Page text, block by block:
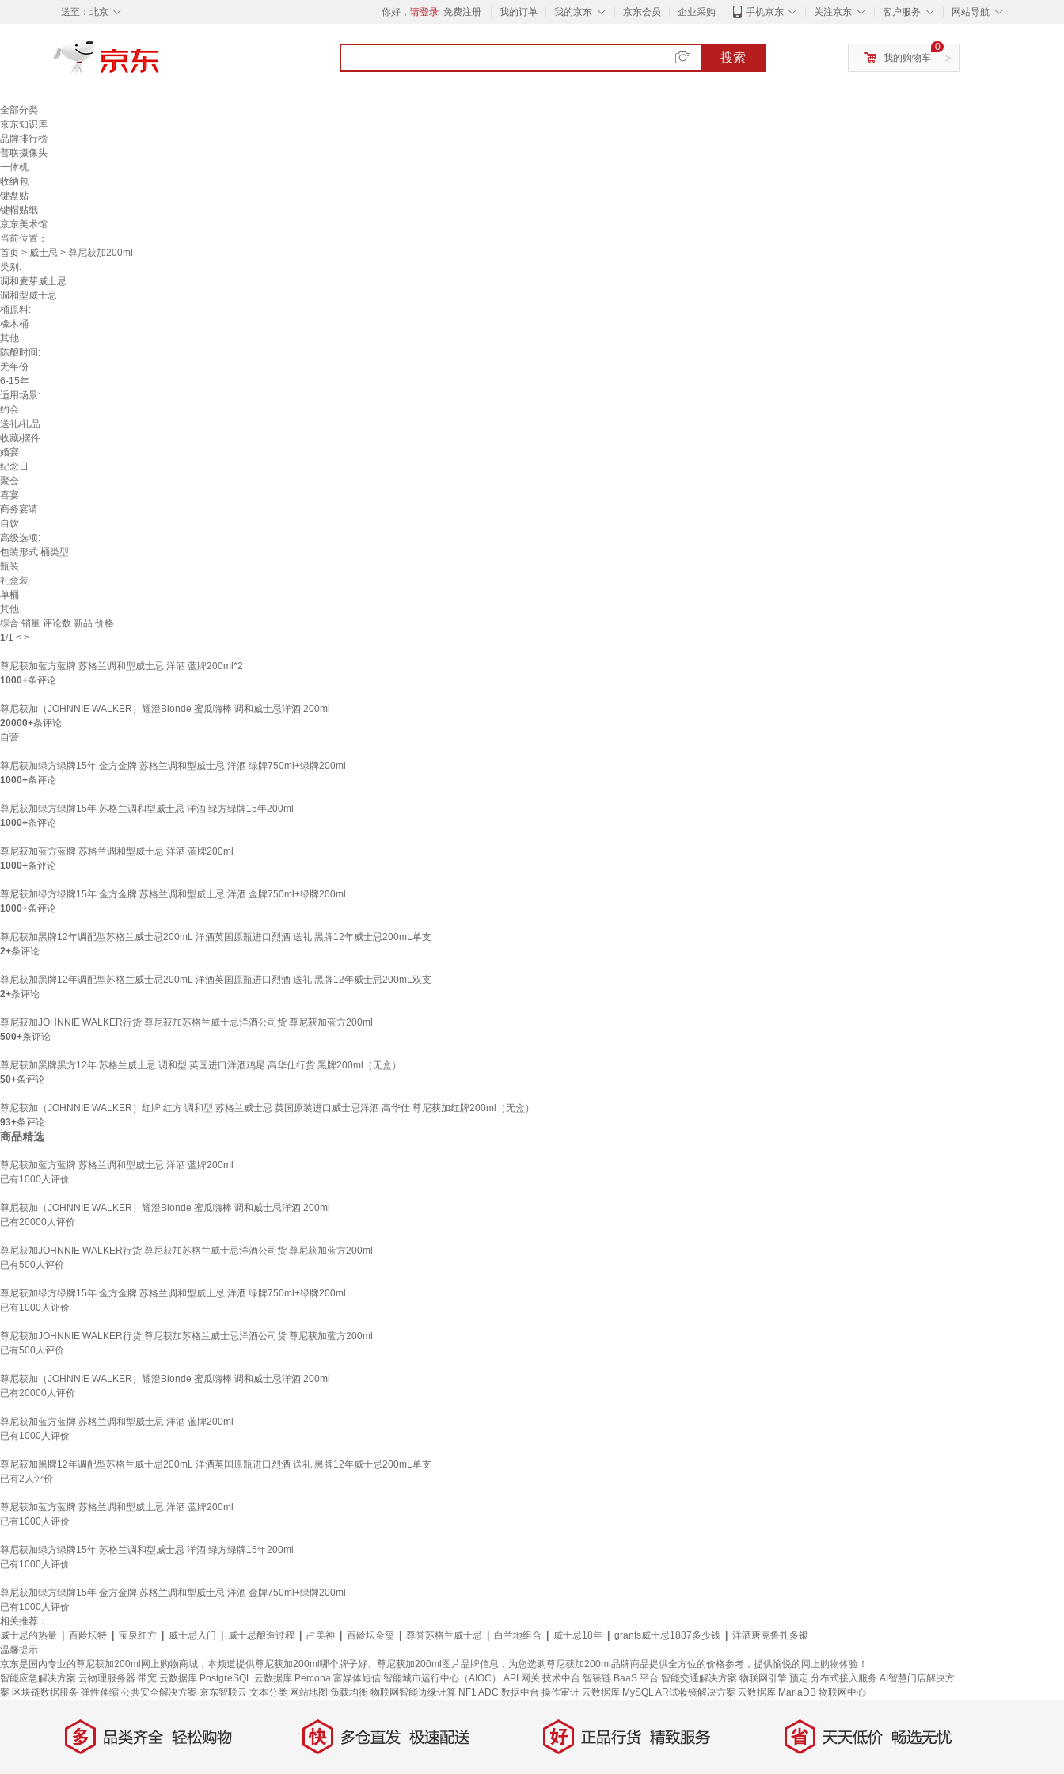
◇
送至： 北京 你好， 请登录 免费注册 我的订单 ◇
我的京东 京东会员 企业采购 ◇
手机京东 ◇
关注京东 ◇
客户服务 ◇
网站导航
搜索 >
0
我的购物车
全部分类
京东知识库
品牌排行榜
普联摄像头
一体机
收纳包
键盘贴
键帽贴纸
京东美术馆
当前位置：
首页 > 威士忌 > 尊尼获加200ml
类别:
调和麦芽威士忌
调和型威士忌
桶原料:
橡木桶
其他
陈酿时间:
无年份
6-15年
适用场景:
约会
送礼/礼品
收藏/摆件
婚宴
纪念日
聚会
喜宴
商务宴请
自饮
高级选项:
包装形式 桶类型
瓶装
礼盒装
单桶
其他
综合 销量 评论数 新品 价格
1/1 < >
尊尼获加蓝方蓝牌 苏格兰调和型威士忌 洋酒 蓝牌200ml*2
1000+条评论
尊尼获加（JOHNNIE WALKER）耀澄Blonde 蜜瓜嗨棒 调和威士忌洋酒 200ml
20000+条评论
自营
尊尼获加绿方绿牌15年 金方金牌 苏格兰调和型威士忌 洋酒 绿牌750ml+绿牌200ml
1000+条评论
尊尼获加绿方绿牌15年 苏格兰调和型威士忌 洋酒 绿方绿牌15年200ml
1000+条评论
尊尼获加蓝方蓝牌 苏格兰调和型威士忌 洋酒 蓝牌200ml
1000+条评论
尊尼获加绿方绿牌15年 金方金牌 苏格兰调和型威士忌 洋酒 金牌750ml+绿牌200ml
1000+条评论
尊尼获加黑牌12年调配型苏格兰威士忌200mL 洋酒英国原瓶进口烈酒 送礼 黑牌12年威士忌200mL单支
2+条评论
尊尼获加黑牌12年调配型苏格兰威士忌200mL 洋酒英国原瓶进口烈酒 送礼 黑牌12年威士忌200mL双支
2+条评论
尊尼获加JOHNNIE WALKER行货 尊尼获加苏格兰威士忌洋酒公司货 尊尼获加蓝方200ml
500+条评论
尊尼获加黑牌黑方12年 苏格兰威士忌 调和型 英国进口洋酒鸡尾 高华仕行货 黑牌200ml（无盒）
50+条评论
尊尼获加（JOHNNIE WALKER）红牌 红方 调和型 苏格兰威士忌 英国原装进口威士忌洋酒 高华仕 尊尼获加红牌200ml（无盒）
93+条评论
商品精选
尊尼获加蓝方蓝牌 苏格兰调和型威士忌 洋酒 蓝牌200ml
已有1000人评价
尊尼获加（JOHNNIE WALKER）耀澄Blonde 蜜瓜嗨棒 调和威士忌洋酒 200ml
已有20000人评价
尊尼获加JOHNNIE WALKER行货 尊尼获加苏格兰威士忌洋酒公司货 尊尼获加蓝方200ml
已有500人评价
尊尼获加绿方绿牌15年 金方金牌 苏格兰调和型威士忌 洋酒 绿牌750ml+绿牌200ml
已有1000人评价
尊尼获加JOHNNIE WALKER行货 尊尼获加苏格兰威士忌洋酒公司货 尊尼获加蓝方200ml
已有500人评价
尊尼获加（JOHNNIE WALKER）耀澄Blonde 蜜瓜嗨棒 调和威士忌洋酒 200ml
已有20000人评价
尊尼获加蓝方蓝牌 苏格兰调和型威士忌 洋酒 蓝牌200ml
已有1000人评价
尊尼获加黑牌12年调配型苏格兰威士忌200mL 洋酒英国原瓶进口烈酒 送礼 黑牌12年威士忌200mL单支
已有2 人评价
尊尼获加蓝方蓝牌 苏格兰调和型威士忌 洋酒 蓝牌200ml
已有1000人评价
尊尼获加绿方绿牌15年 苏格兰调和型威士忌 洋酒 绿方绿牌15年200ml
已有1000人评价
尊尼获加绿方绿牌15年 金方金牌 苏格兰调和型威士忌 洋酒 金牌750ml+绿牌200ml
已有1000人评价
相关推荐：
威士忌的热量
百龄坛特 宝泉红方 威士忌入门 威士忌酿造过程 占美神 百龄坛金玺 尊誉苏格兰威士忌 白兰地组合 威士忌18年 grants威士忌1887多少钱
洋酒唐克鲁扎多银
温馨提示
京东是国内专业的尊尼获加200ml网上购物商城，本频道提供尊尼获加200ml哪个牌子好、尊尼获加200ml图片品牌信息，为您选购尊尼获加200ml品牌商品提供全方位的价格参考，提供愉悦的网上购物体验！
智能应急解决方案 云物理服务器 带宽 云数据库 PostgreSQL 云数据库 Percona 富媒体短信 智能城市运行中心（AIOC） API 网关 技术中台 智臻链 BaaS 平台 智能交通解决方案 物联网引擎 预定 分布式接入服务 AI智慧门店解决方
案 区块链数据服务 弹性伸缩 公共安全解决方案 京东智联云 文本分类 网站地图 负载均衡 物联网智能边缘计算 NF1 ADC 数据中台 操作审计 云数据库 MySQLAR试妆镜解决方案 云数据库 MariaDB 物联网中心
多 品类齐全，轻松购物 快 多仓直发，极速配送 好 正品行货，精致服务 省 天天低价，畅选无忧